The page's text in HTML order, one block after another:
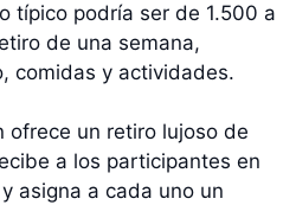
típico podría ser de 1.500 a
de una semana,
comidas y actividades.
ofrece un retiro lujoso de
a los participantes en
asigna a cada uno un